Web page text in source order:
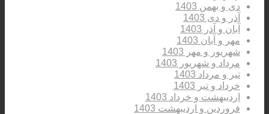
دی و بهمن 1403
آذر و دی 1403
آبان و آذر 1403
مهر و آبان 1403
شهریور و مهر 1403
مرداد و شهریور 1403
تیر و مرداد 1403
خرداد و تیر 1403
اردیبهشت و خرداد 1403
فروردین و اردیبهشت 1403